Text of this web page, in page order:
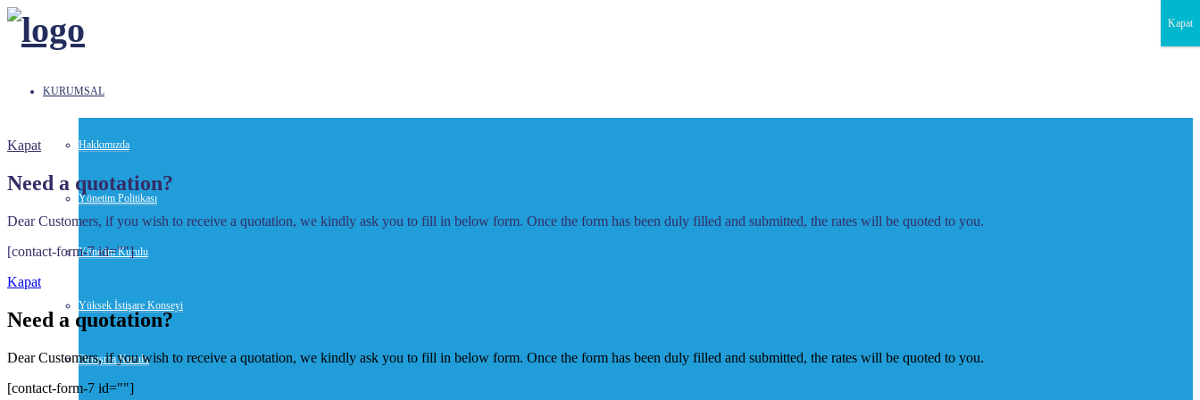
KURUMSAL
Hakkımızda
Yönetim Politikası
Yönetim Kurulu
Yüksek İstişare Konseyi
Danışma Kurulu
Kapat
Need a quotation?
Dear Customers, if you wish to receive a quotation, we kindly ask you to fill in below form. Once the form has been duly filled and submitted, the rates will be quoted to you.
[contact-form-7 id=""]
Kapat
Need a quotation?
Dear Customers, if you wish to receive a quotation, we kindly ask you to fill in below form. Once the form has been duly filled and submitted, the rates will be quoted to you.
[contact-form-7 id=""]
Kapat